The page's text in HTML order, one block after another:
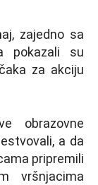
zajedno sa
pokazali su
za akciju
obrazovne
a da
pripremili
vršnjacima